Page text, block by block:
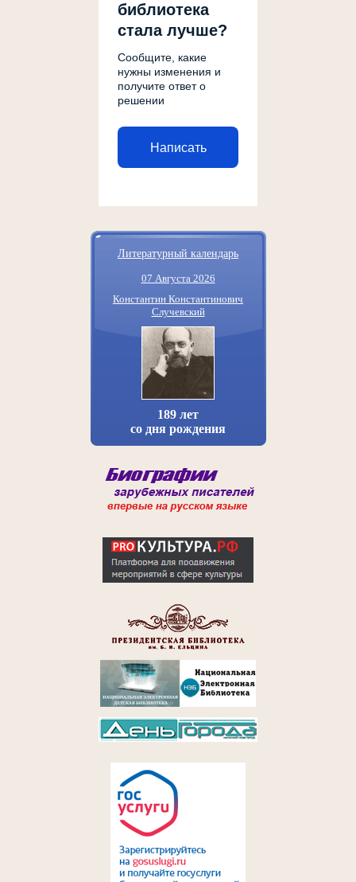
библиотека
стала лучше?
Сообщите, какие
нужны изменения и
получите ответ о
решении
Написать
Литературный календарь
07 Августа 2026
Константин Константинович
Случевский
189 лет
со дня рождения